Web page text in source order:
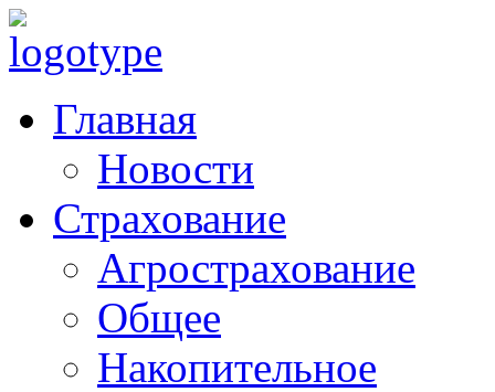
Главная
Новости
Страхование
Агрострахование
Общее
Накопительное